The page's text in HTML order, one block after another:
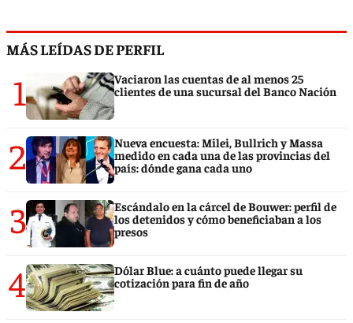
MÁS LEÍDAS DE PERFIL
1
Vaciaron las cuentas de al menos 25
clientes de una sucursal del Banco Nación
2
Nueva encuesta: Milei, Bullrich y Massa
medido en cada una de las provincias del
país: dónde gana cada uno
3
Escándalo en la cárcel de Bouwer: perfil de
los detenidos y cómo beneficiaban a los
presos
4
Dólar Blue: a cuánto puede llegar su
cotización para fin de año